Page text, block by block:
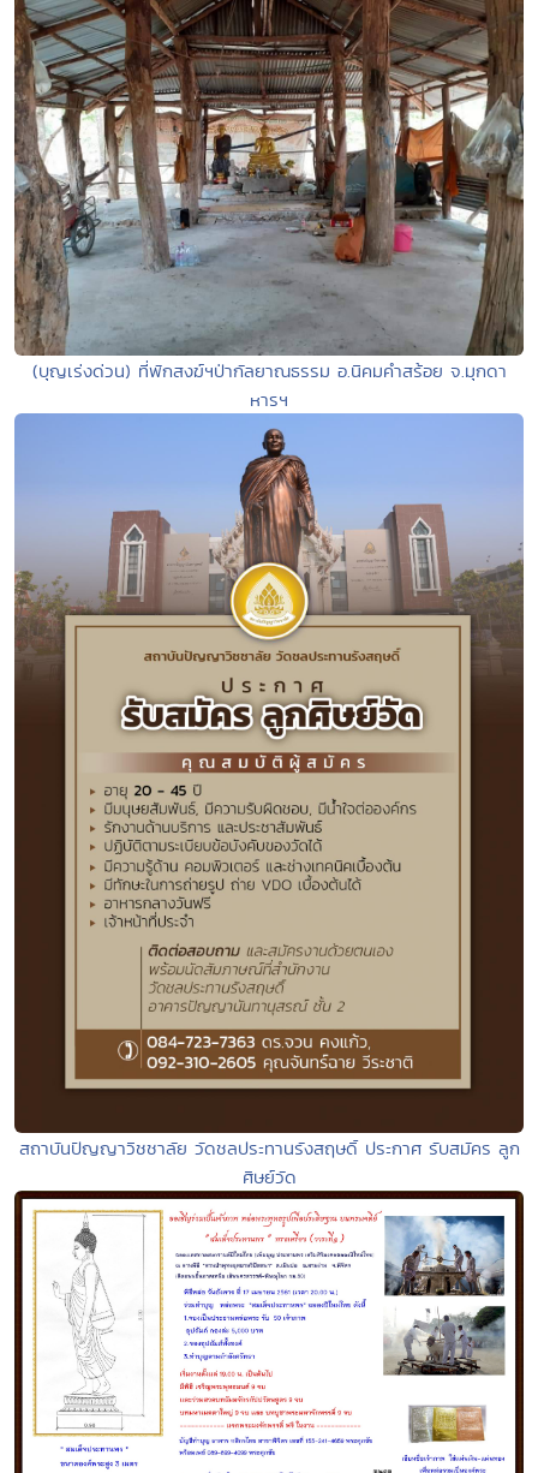
(บุญเร่งด่วน) ที่พักสงฆ์ฯป่ากัลยาณธรรม อ.นิคมคำสร้อย จ.มุกดา
หารฯ
สถาบันปัญญาวิชชาลัย วัดชลประทานรังสฤษดิ์ ประกาศ รับสมัคร ลูก
ศิษย์วัด